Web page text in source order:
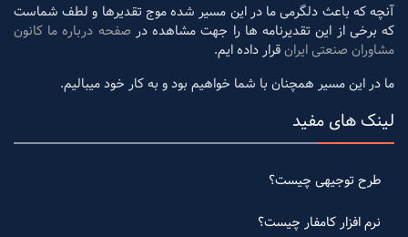
آنچه که باعث دلگرمی ما در این مسیر شده موج تقدیرها و لطف شماست
که برخی از این تقدیرنامه ها را جهت مشاهده در صفحه درباره ما کانون
مشاوران صنعتی ایرانقرار داده ایم.
ما در این مسیر همچنان با شما خواهیم بود و به کار خود میبالیم.
لینک های مفید
طرح توجیهی چیست؟
نرم افزار کامفار چیست؟